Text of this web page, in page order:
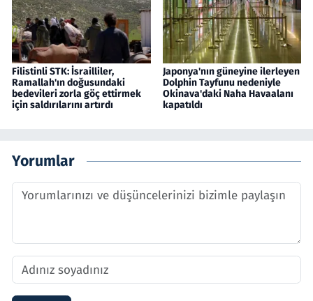
Filistinli STK: İsrailliler,
Ramallah'ın doğusundaki
bedevileri zorla göç ettirmek
için saldırılarını artırdı
Japonya'nın güneyine ilerleyen
Dolphin Tayfunu nedeniyle
Okinava'daki Naha Havaalanı
kapatıldı
Yorumlar